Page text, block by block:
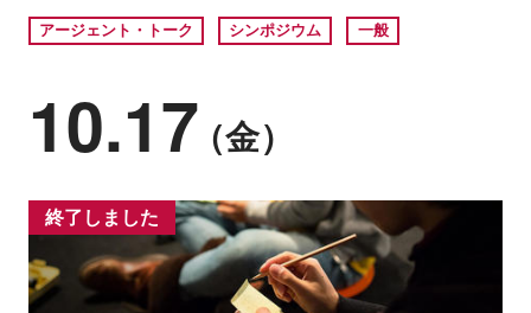
アージェント・トーク シンポジウム 一般
10.17（金）
終了しました